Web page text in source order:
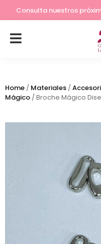
Consulta nuestros
Lleva tu
Home / Materiales /
Mágico / Broche Mágico